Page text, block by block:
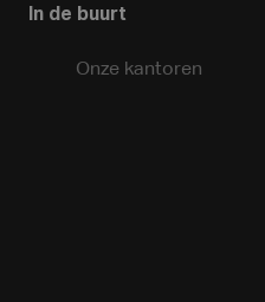
In de buurt
Onze kantoren